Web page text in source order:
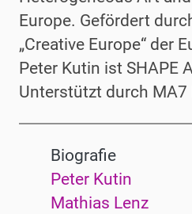
Europe. Gefördert
„Creative Europe“ der
Peter Kutin ist SHAPE
Unterstützt durch MA7
Biografie
Peter Kutin
Mathias Lenz